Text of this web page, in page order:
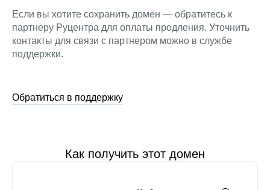
Если вы хотите сохранить домен — обратитесь к
партнеру Руцентра для оплаты продления. Уточнить
контакты для связи с партнером можно в службе
поддержки.
Обратиться в поддержку
Как получить этот домен